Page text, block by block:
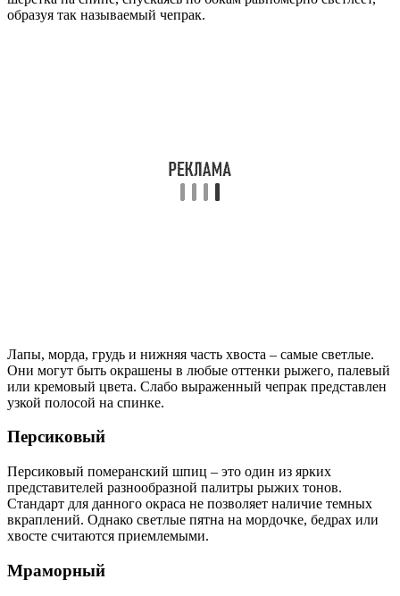
образуя так называемый чепрак.
Лапы, морда, грудь и нижняя часть хвоста – самые светлые.
Они могут быть окрашены в любые оттенки рыжего, палевый
или кремовый цвета. Слабо выраженный чепрак представлен
узкой полосой на спинке.
Персиковый
Персиковый померанский шпиц – это один из ярких
представителей разнообразной палитры рыжих тонов.
Стандарт для данного окраса не позволяет наличие темных
вкраплений. Однако светлые пятна на мордочке, бедрах или
хвосте считаются приемлемыми.
Мраморный